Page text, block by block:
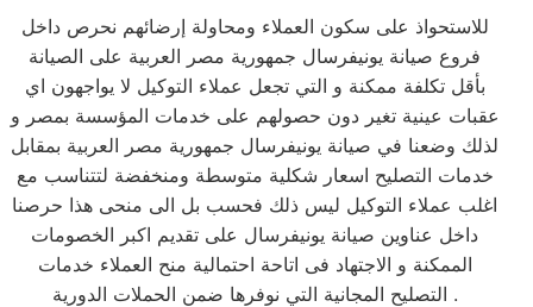
للاستحواذ على سكون العملاء ومحاولة إرضائهم نحرص داخل
فروع صيانة يونيفرسال جمهورية مصر العربية على الصيانة
بأقل تكلفة ممكنة و التي تجعل عملاء التوكيل لا يواجهون اي
عقبات عينية تغير دون حصولهم على خدمات المؤسسة بمصر و
لذلك وضعنا في صيانة يونيفرسال جمهورية مصر العربية بمقابل
خدمات التصليح اسعار شكلية متوسطة ومنخفضة لتتناسب مع
اغلب عملاء التوكيل ليس ذلك فحسب بل الى منحى هذا حرصنا
داخل عناوين صيانة يونيفرسال على تقديم اكبر الخصومات
الممكنة و الاجتهاد فى اتاحة احتمالية منح العملاء خدمات
التصليح المجانية التي نوفرها ضمن الحملات الدورية .